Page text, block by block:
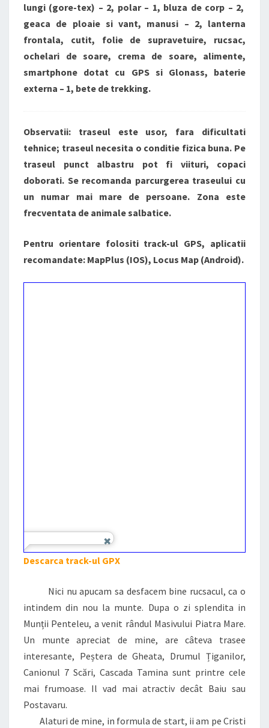
lungi (gore-tex) – 2, polar – 1, bluza de corp – 2,
geaca de ploaie si vant, manusi – 2, lanterna
frontala, cutit, folie de supravetuire, rucsac,
ochelari de soare, crema de soare, alimente,
smartphone dotat cu GPS si Glonass, baterie
externa – 1, bete de trekking.
Observatii: traseul este usor, fara dificultati
tehnice; traseul necesita o conditie fizica buna. Pe
traseul punct albastru pot fi viituri, copaci
doborati. Se recomanda parcurgerea traseului cu
un numar mai mare de persoane. Zona este
frecventata de animale salbatice.
Pentru orientare folositi track-ul GPS, aplicatii
recomandate: MapPlus (IOS), Locus Map (Android).
Descarca track-ul GPX
Nici nu apucam sa desfacem bine rucsacul, ca o
intindem din nou la munte. Dupa o zi splendita in
Munții Penteleu, a venit rândul Masivului Piatra Mare.
Un munte apreciat de mine, are câteva trasee
interesante, Peștera de Gheata, Drumul Țiganilor,
Canionul 7 Scări, Cascada Tamina sunt printre cele
mai frumoase. Il vad mai atractiv decât Baiu sau
Postavaru.
Alaturi de mine, in formula de start, ii am pe Cristi